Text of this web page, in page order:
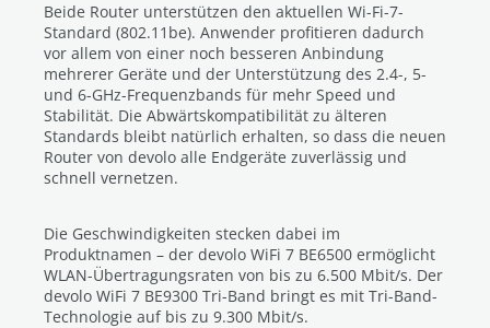
Beide Router unterstützen den aktuellen Wi-Fi-7-
Standard (802.11be). Anwender profitieren dadurch
vor allem von einer noch besseren Anbindung
mehrerer Geräte und der Unterstützung des 2.4-, 5-
und 6-GHz-Frequenzbands für mehr Speed und
Stabilität. Die Abwärtskompatibilität zu älteren
Standards bleibt natürlich erhalten, so dass die neuen
Router von devolo alle Endgeräte zuverlässig und
schnell vernetzen.
Die Geschwindigkeiten stecken dabei im
Produktnamen – der devolo WiFi 7 BE6500 ermöglicht
WLAN-Übertragungsraten von bis zu 6.500 Mbit/s. Der
devolo WiFi 7 BE9300 Tri-Band bringt es mit Tri-Band-
Technologie auf bis zu 9.300 Mbit/s.